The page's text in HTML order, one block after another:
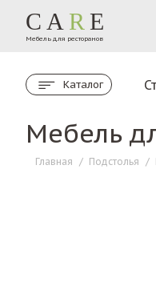
CA R E
Мебель для ресторанов
Каталог
Мебель
Главная / Подстолья /